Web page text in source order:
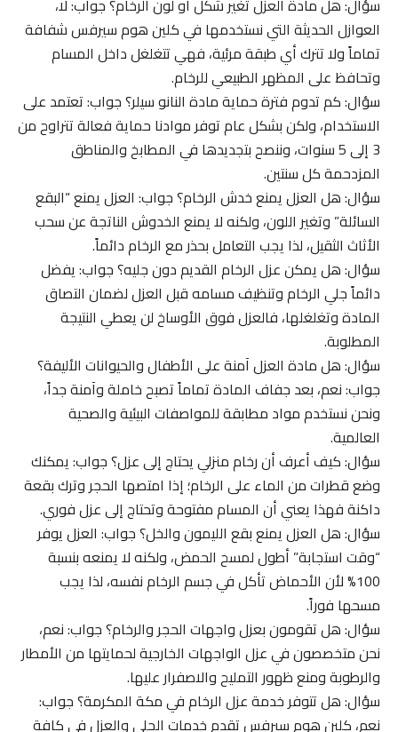
سؤال: هل مادة العزل تغير شكل أو لون الرخام؟ جواب: لا،
العوازل الحديثة التي نستخدمها في كلين هوم سيرفس شفافة
تماماً ولا تترك أي طبقة مرئية، فهي تتغلغل داخل المسام
وتحافظ على المظهر الطبيعي للرخام.
سؤال: كم تدوم فترة حماية مادة النانو سيلر؟ جواب: تعتمد على
الاستخدام، ولكن بشكل عام توفر موادنا حماية فعالة تتراوح من
3 إلى 5 سنوات، وننصح بتجديدها في المطابخ والمناطق
المزدحمة كل سنتين.
سؤال: هل العزل يمنع خدش الرخام؟ جواب: العزل يمنع “البقع
السائلة” وتغير اللون، ولكنه لا يمنع الخدوش الناتجة عن سحب
الأثاث الثقيل، لذا يجب التعامل بحذر مع الرخام دائماً.
سؤال: هل يمكن عزل الرخام القديم دون جليه؟ جواب: يفضل
دائماً جلي الرخام وتنظيف مسامه قبل العزل لضمان التصاق
المادة وتغلغلها، فالعزل فوق الأوساخ لن يعطي النتيجة
المطلوبة.
سؤال: هل مادة العزل آمنة على الأطفال والحيوانات الأليفة؟
جواب: نعم، بعد جفاف المادة تماماً تصبح خاملة وآمنة جداً،
ونحن نستخدم مواد مطابقة للمواصفات البيئية والصحية
العالمية.
سؤال: كيف أعرف أن رخام منزلي يحتاج إلى عزل؟ جواب: يمكنك
وضع قطرات من الماء على الرخام؛ إذا امتصها الحجر وترك بقعة
داكنة فهذا يعني أن المسام مفتوحة وتحتاج إلى عزل فوري.
سؤال: هل العزل يمنع بقع الليمون والخل؟ جواب: العزل يوفر
“وقت استجابة” أطول لمسح الحمض، ولكنه لا يمنعه بنسبة
100% لأن الأحماض تأكل في جسم الرخام نفسه، لذا يجب
مسحها فوراً.
سؤال: هل تقومون بعزل واجهات الحجر والرخام؟ جواب: نعم،
نحن متخصصون في عزل الواجهات الخارجية لحمايتها من الأمطار
والرطوبة ومنع ظهور التمليح والاصفرار عليها.
سؤال: هل تتوفر خدمة عزل الرخام في مكة المكرمة؟ جواب:
نعم، كلين هوم سيرفس تقدم خدمات الجلي والعزل في كافة